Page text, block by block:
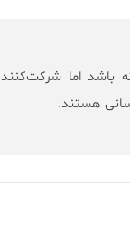
باشد اما
هستند.